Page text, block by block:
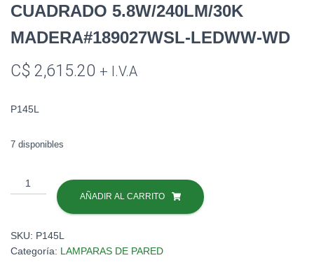
CUADRADO 5.8W/240LM/30K
MADERA#189027WSL-LEDWW-WD
C$ 2,615.20 + I.V.A
P145L
7 disponibles
APLIQUE
SOLAR
5.8W/240LM/30K
MADERA#189027WSL-
AÑADIR AL CARRITO
SKU: P145L
Categoría: LAMPARAS DE PARED